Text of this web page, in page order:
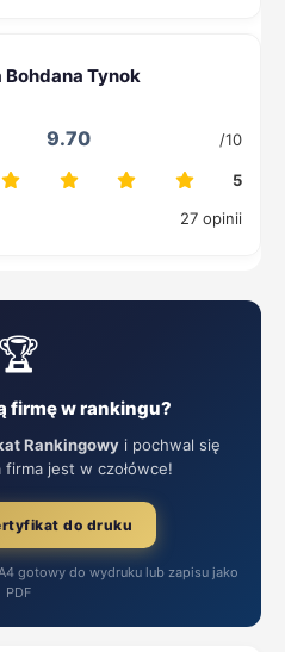
9.70 /10
5
27 opinii
🏆
firmę w rankingu?
Rankingowy i pochwal się
jest w czołówce!
do druku
gotowy do wydruku lub zapisu jako
PDF